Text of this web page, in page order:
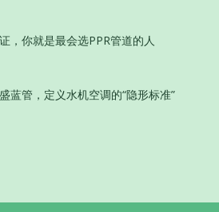
，你就是最会选PPR管道的人
蓝管，定义水机空调的“隐形标准”